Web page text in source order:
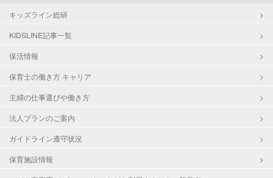
キッズライン総研
KIDSLINE記事一覧
保活情報
保育士の働き方 キャリア
主婦の仕事選びや働き方
法人プランのご案内
ガイドライン遵守状況
保育施設情報